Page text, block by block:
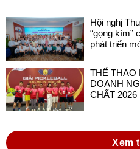
Hội nghị
“gọng kìm”
phát triển
THỂ THAO
DOANH
CHẤT 2026
Xem